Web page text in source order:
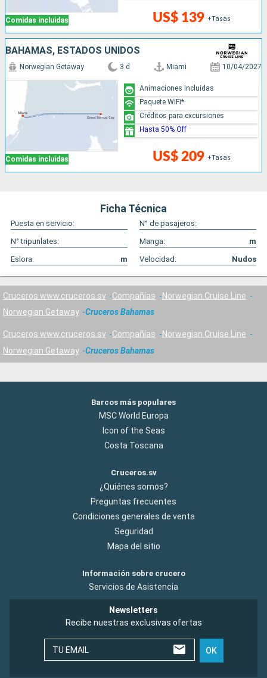
Comidas incluidas US$ 139 +Tasas
BAHAMAS, ESTADOS UNIDOS
Comidas incluidas
Norwegian Getaway 3 d Miami 10/04/2027
US$ 209 +Tasas
Animaciones Incluidas
Paquete WiFi*
Créditos para excursiones
Hasta 50% Off
Ficha Técnica
Puesta en servicio:
N° de pasajeros:
N° tripunlates:
Manga:
m
Eslora:
m Velocidad: Nudos
Cruceros www.cruceros.sv Compañías
Norwegian Cruise Line
Norwegian Getaway
Cruceros Bahamas
Cruceros www.cruceros.sv Compañías
Norwegian Cruise Line
Norwegian Getaway
Cruceros Bahamas
Barcos más populares
MSC World Europa
Icon of the Seas
Costa Toscana
Cruceros.sv
¿Quiénes somos?
Preguntas frecuentes
Condiciones generales de venta
Seguridad
Mapa del sitio
Información sobre crucero
Servicios de Asistencia
Newsletters
Recibe nuestras exclusivas ofertas
TU EMAIL OK